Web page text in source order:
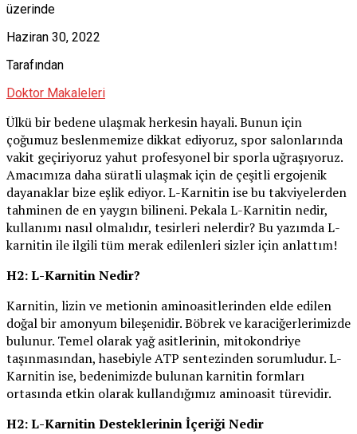
üzerinde
Haziran 30, 2022
Tarafından
Doktor Makaleleri
Ülkü bir bedene ulaşmak herkesin hayali. Bunun için
çoğumuz beslenmemize dikkat ediyoruz, spor salonlarında
vakit geçiriyoruz yahut profesyonel bir sporla uğraşıyoruz.
Amacımıza daha süratli ulaşmak için de çeşitli ergojenik
dayanaklar bize eşlik ediyor. L-Karnitin ise bu takviyelerden
tahminen de en yaygın bilineni. Pekala L-Karnitin nedir,
kullanımı nasıl olmalıdır, tesirleri nelerdir? Bu yazımda L-
karnitin ile ilgili tüm merak edilenleri sizler için anlattım!
H2: L-Karnitin Nedir?
Karnitin, lizin ve metionin aminoasitlerinden elde edilen
doğal bir amonyum bileşenidir. Böbrek ve karaciğerlerimizde
bulunur. Temel olarak yağ asitlerinin, mitokondriye
taşınmasından, hasebiyle ATP sentezinden sorumludur. L-
Karnitin ise, bedenimizde bulunan karnitin formları
ortasında etkin olarak kullandığımız aminoasit türevidir.
H2: L-Karnitin Desteklerinin İçeriği Nedir